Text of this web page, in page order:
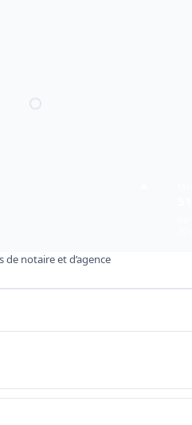
notaire et d’agence